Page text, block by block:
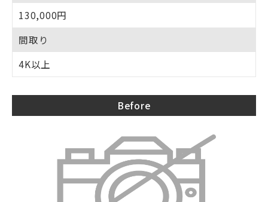
130,000円
間取り
4K以上
Before